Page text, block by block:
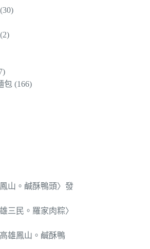
(30)
(2)
包 (166)
山。鹹酥鴨頭〉發
三民。羅家肉粽〉
高雄鳳山。鹹酥鴨